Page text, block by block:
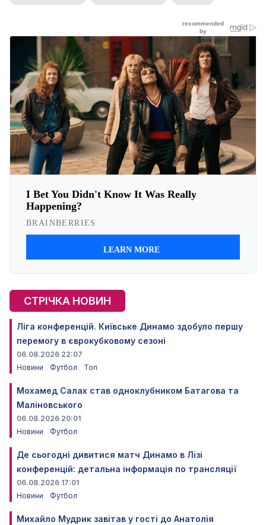
СТРІЧКА НОВИН
Ліга конференцій. Київське Динамо здобуло першу
перемогу в єврокубковому сезоні
06.08.2026 22:07
Новини
Футбол Топ
Мохамед Салах став одноклубником Батагова та
Маліновського
06.08.2026 20:01
Новини
Футбол
Де сьогодні дивитися матч Динамо в Лізі
конференцій: детальна інформація по трансляції
06.08.2026 17:01
Новини
Футбол
Михайло Мудрик завітав у гості до Анатолія